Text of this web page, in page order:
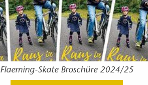
Flaeming-Skate Broschüre 2024/25